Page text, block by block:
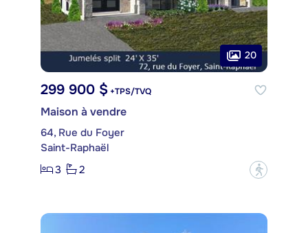
20
299 900 $ +TPS/TVQ
Maison à vendre
64, Rue du Foyer
Saint-Raphaël
3
2 ?